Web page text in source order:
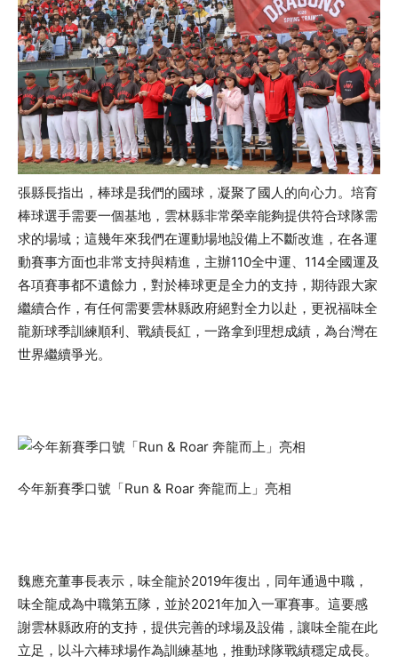
張縣長指出，棒球是我們的國球，凝聚了國人的向心力。培育
棒球選手需要一個基地，雲林縣非常榮幸能夠提供符合球隊需
求的場域；這幾年來我們在運動場地設備上不斷改進，在各運
動賽事方面也非常支持與精進，主辦110全中運、114全國運及
各項賽事都不遺餘力，對於棒球更是全力的支持，期待跟大家
繼續合作，有任何需要雲林縣政府絕對全力以赴，更祝福味全
龍新球季訓練順利、戰績長紅，一路拿到理想成績，為台灣在
世界繼續爭光。
今年新賽季口號「Run & Roar 奔龍而上」亮相
魏應充董事長表示，味全龍於2019年復出，同年通過中職，
味全龍成為中職第五隊，並於2021年加入一軍賽事。這要感
謝雲林縣政府的支持，提供完善的球場及設備，讓味全龍在此
立足，以斗六棒球場作為訓練基地，推動球隊戰績穩定成長。